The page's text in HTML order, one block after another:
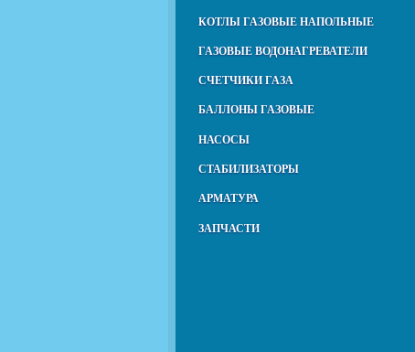
КОТЛЫ ГАЗОВЫЕ НАПОЛЬНЫЕ
ГАЗОВЫЕ ВОДОНАГРЕВАТЕЛИ
СЧЕТЧИКИ ГАЗА
БАЛЛОНЫ ГАЗОВЫЕ
НАСОСЫ
СТАБИЛИЗАТОРЫ
АРМАТУРА
ЗАПЧАСТИ